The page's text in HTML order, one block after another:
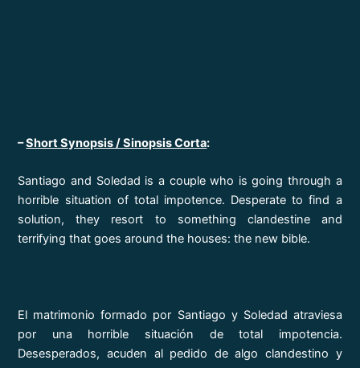
–Short Synopsis / Sinopsis Corta:
Santiago and Soledad is a couple who is going through a
horrible situation of total impotence. Desperate to find a
solution, they resort to something clandestine and
terrifying that goes around the houses: the new bible.
El matrimonio formado por Santiago y Soledad atraviesa
por una horrible situación de total impotencia.
Desesperados, acuden al pedido de algo clandestino y